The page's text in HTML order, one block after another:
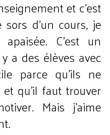
et c’est
d’un cours, je
C’est un
a des élèves avec
parce qu’ils ne
qu’il faut trouver
Mais j’aime